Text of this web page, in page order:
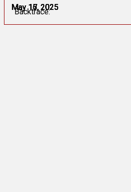
May 15, 2025
May 16, 2025
May 16, 2025
May 17, 2025
May 17, 2025
May 17, 2025
Backtrace: